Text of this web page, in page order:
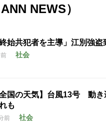
NEWS）
終始共犯者を主導」江別強
社会
全国の天気】台風13号 動
も
前 社会